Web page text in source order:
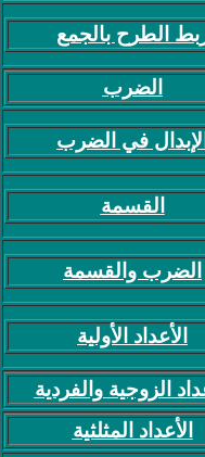
الطرح بالجمع
الضرب
الإبدال في الضرب
القسمة
الضرب والقسمة
الأعداد الأولية
الزوجية والفردية
الأعداد المثلثية